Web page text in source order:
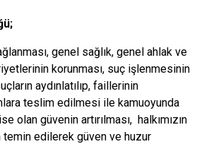
genel sağlık, genel ahlak ve
korunması, suç işlenmesinin
aydınlatılıp, faillerinin
teslim edilmesi ile kamuoyunda
olan güvenin artırılması, halkımızın
edilerek güven ve huzur